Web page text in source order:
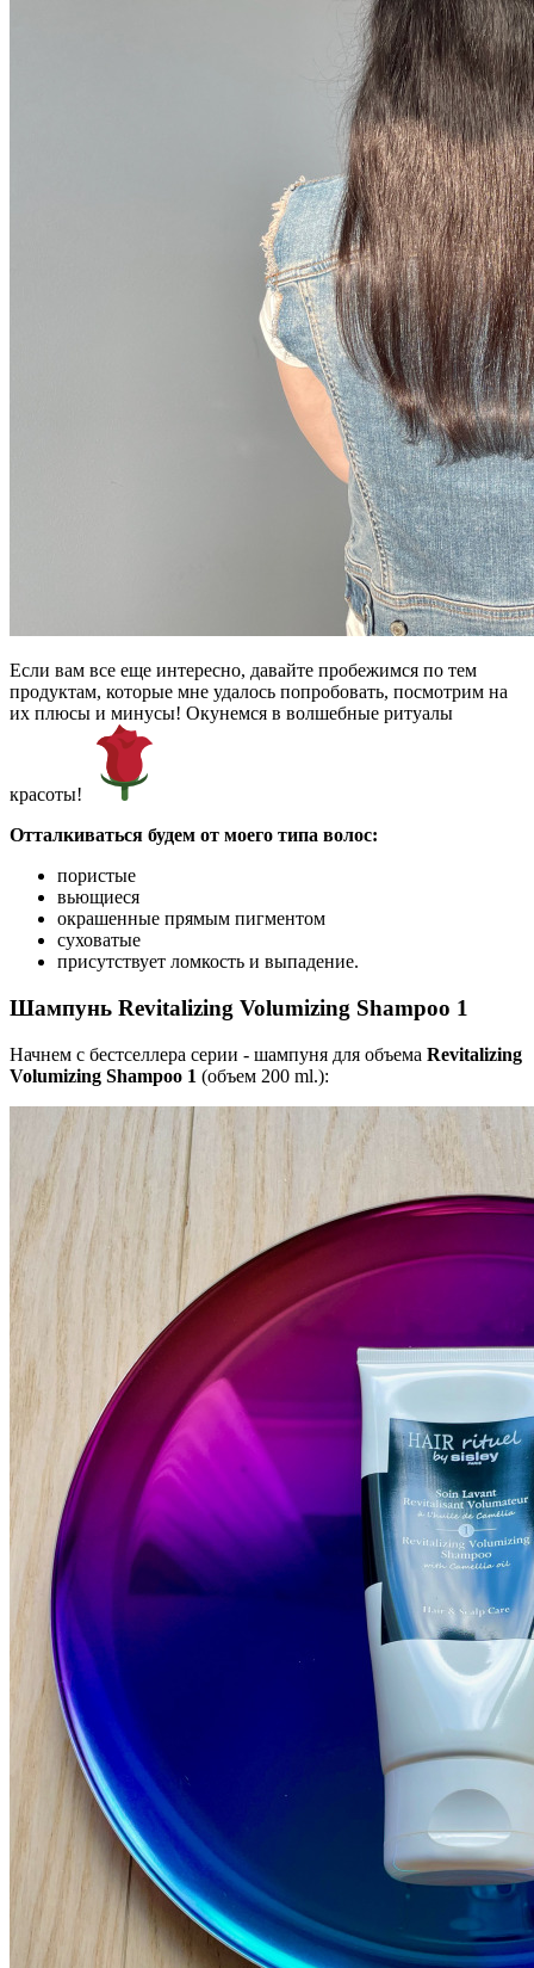
Если вам все еще интересно, давайте пробежимся по тем
продуктам, которые мне удалось попробовать, посмотрим на
их плюсы и минусы! Окунемся в волшебные ритуалы
красоты!
Отталкиваться будем от моего типа волос:
пористые
вьющиеся
окрашенные прямым пигментом
суховатые
присутствует ломкость и выпадение.
Шампунь Revitalizing Volumizing Shampoo 1
Начнем с бестселлера серии - шампуня для объема Revitalizing
Volumizing Shampoo 1 (объем 200 ml.):